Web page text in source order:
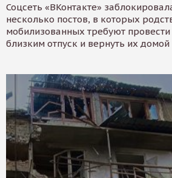
Соцсеть «ВКонтакте»
несколько постов, в которых
мобилизованных требуют
близким отпуск и вернуть их домой